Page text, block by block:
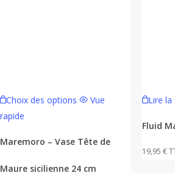
Choix des options
produit
plusieurs
Les
Vue
rapide
Maremoro – Vase Tête de
Maure sicilienne 24 cm
Lire la
Fluid
19,95 €